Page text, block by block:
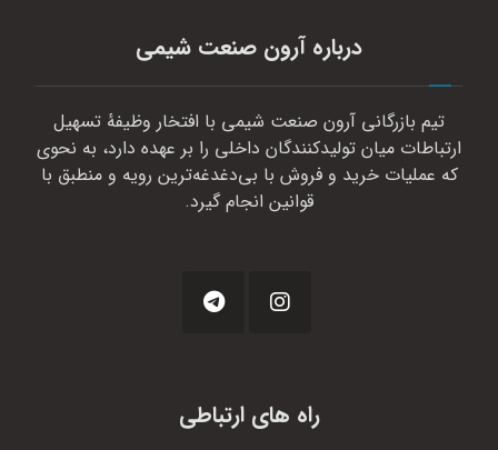
درباره آرون صنعت شیمی
تیم بازرگانی آرون صنعت شیمی با افتخار وظیفهٔ تسهیل
ارتباطات میان تولیدکنندگان داخلی را بر عهده دارد، به نحوی
که عملیات خرید و فروش با بی‌دغدغه‌ترین رویه و منطبق با
قوانین انجام گیرد.
راه های ارتباطی